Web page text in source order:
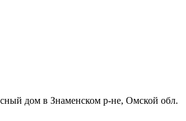
дом в Знаменском р-не, Омской обл.